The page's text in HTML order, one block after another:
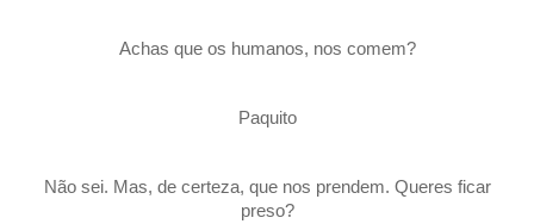
Achas que os humanos, nos comem?
Paquito
Não sei. Mas, de certeza, que nos prendem. Queres ficar
preso?